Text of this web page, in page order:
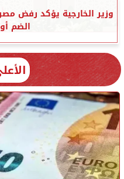
وزير الخارجية يؤكد رفض
الضم